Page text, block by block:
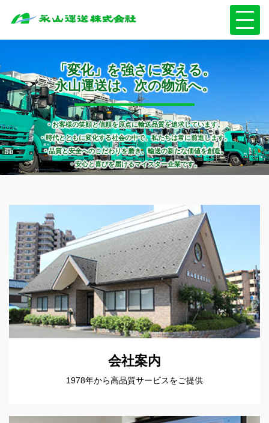
「変化」を強さに変える。
永山運送は、次の物流へ。
・お客様の笑顔と信頼を原点に輸送品質を追求しています。
・時代とともに変化する社会の中で、私たちは常に前進します。
・品質と安全へのこだわりを磨き、輸送の新たな価値を創造。
・安心と喜びを届けるマイスター企業です。
会社案内
1978年から高品質サービスをご提供